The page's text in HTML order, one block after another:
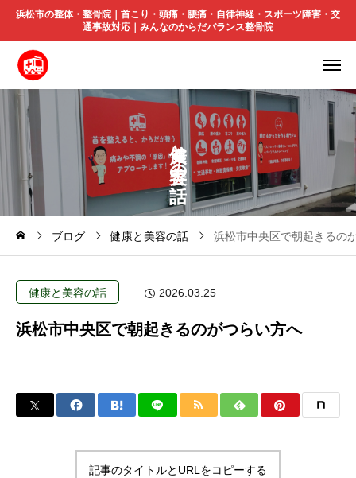
浜松市の整体・整骨院｜首こり・頭痛・腰痛・自律神経・スポーツ障害・交
通事故対応｜みんなのからだバランス整骨院
と
の
ブログ 健康と美容の話 浜松市中央区で朝起きるの
健康と美容の話 2026.03.25
浜松市中央区で朝起きるのがつらい方へ
記事のタイトルとURLをコピーする